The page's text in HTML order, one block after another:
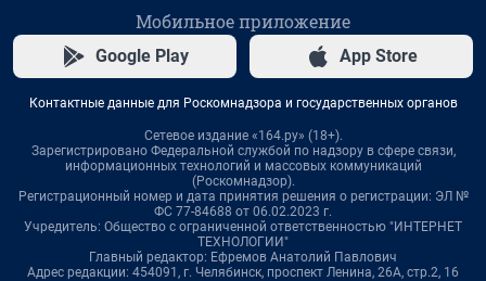
Мобильное приложение
Google Play App Store
Контактные данные для Роскомнадзора и государственных органов
Сетевое издание «164.ру» (18+).
Зарегистрировано Федеральной службой по надзору в сфере связи,
информационных технологий и массовых коммуникаций
(Роскомнадзор).
Регистрационный номер и дата принятия решения о регистрации: ЭЛ №
ФС 77-84688 от 06.02.2023 г.
Учредитель: Общество с ограниченной ответственностью "ИНТЕРНЕТ
ТЕХНОЛОГИИ"
Главный редактор: Ефремов Анатолий Павлович
Адрес редакции: 454091, г. Челябинск, проспект Ленина, 26А, стр.2, 16